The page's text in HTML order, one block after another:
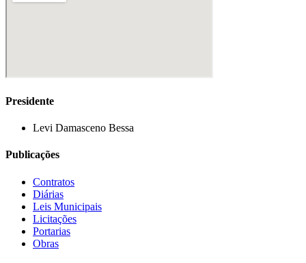
Presidente
Levi Damasceno Bessa
Publicações
Contratos
Diárias
Leis Municipais
Licitações
Portarias
Obras